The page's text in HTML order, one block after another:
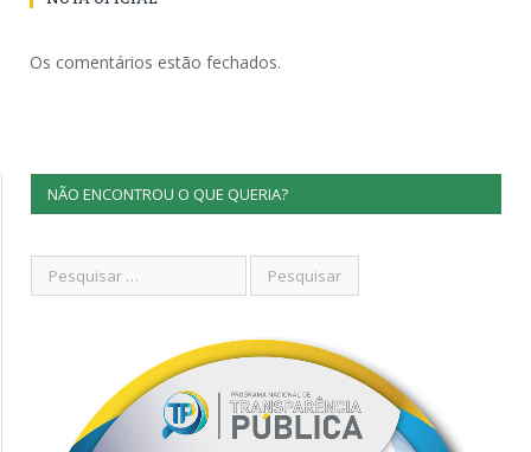
Os comentários estão fechados.
NÃO ENCONTROU O QUE QUERIA?